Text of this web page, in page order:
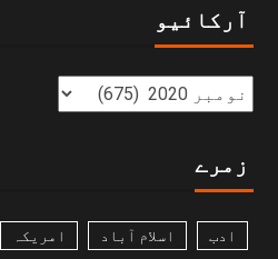
آرکائیو
زمرے
ادب اسلام آباد امریکہ